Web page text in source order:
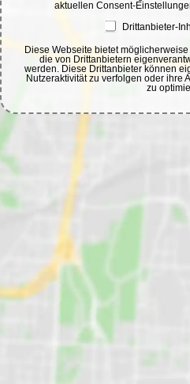
aktuellen Consent-
Drittanbieter-
Diese Webseite bietet
die von Drittanbietern
werden. Diese Drittanbieter können
Nutzeraktivität zu verfolgen oder ihre
zu